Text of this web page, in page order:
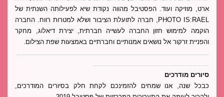
ארט, מוזיקה ועוד. הפסטיבל מהווה נקודת שיא לפעילותה השנתית של
הוקמה למימוש חזון החברה לעשייה חברתית, יצירת דיאלוג, מחקר
והפניית זרקור אל נושאים אמנותיים וחברתיים באמצעות שפת הצילום.
................................................................................................
..........................................................
סיורים מודרכים